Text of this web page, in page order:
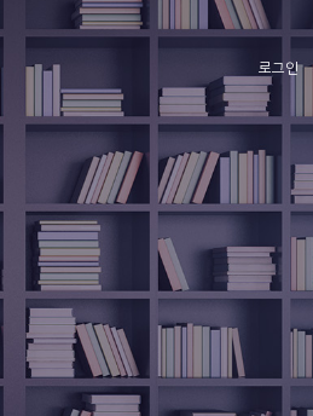
로그인